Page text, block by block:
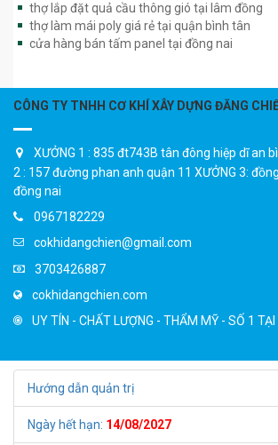
thợ lắp đặt quả cầu thông gió tại lâm đồng
thợ làm mái poly giá rẻ tại quận bình tân
cửa hàng bán tấm panel tại đồng nai
CÔNG TY TNHH CƠ KHÍ XÂY DỰNG ĐĂNG
XƯỞNG 1 : 835 đt743B tân đông hiệp dĩ an
2 : 157 đường phan anh quận 11 XƯỞNG 3:
đồng nai
0967182229
cokhidangchien@gmail.com
3703426887
cokhidangchien.com
UY TÍN - CHẤT LƯỢNG - THẨM MỸ - SỐ 1
Hướng dẫn quản trị
Ngày hết hạn: 14/08/2027